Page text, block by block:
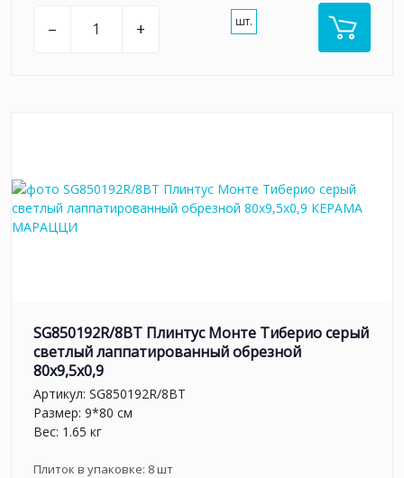
– + шт.
SG850192R/8BT Плинтус Монте Тиберио серый
светлый лаппатированный обрезной
80x9,5x0,9
Артикул: SG850192R/8BT
Размер: 9*80 см
Вес: 1.65 кг
Плиток в упаковке: 8шт